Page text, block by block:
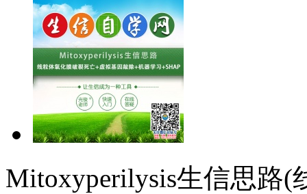
Mitoxyperilysis生信思路(